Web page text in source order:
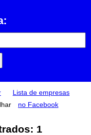
Lista de empresas
no Facebook
1